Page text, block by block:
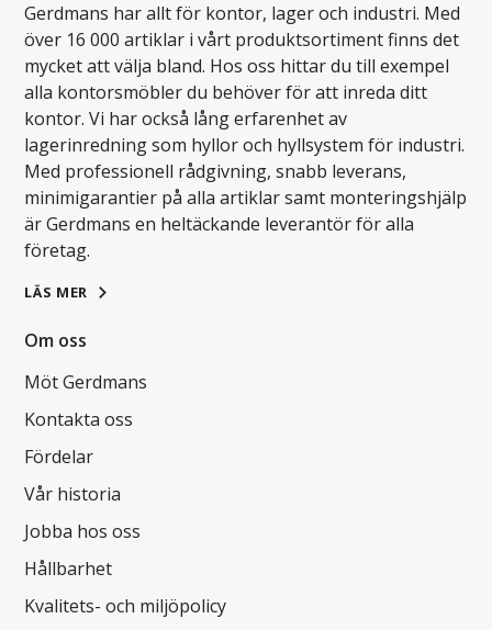
Gerdmans har allt för kontor, lager och industri. Med
över 16 000 artiklar i vårt produktsortiment finns det
mycket att välja bland. Hos oss hittar du till exempel
alla kontorsmöbler du behöver för att inreda ditt
kontor. Vi har också lång erfarenhet av
lagerinredning som hyllor och hyllsystem för industri.
Med professionell rådgivning, snabb leverans,
minimigarantier på alla artiklar samt monteringshjälp
är Gerdmans en heltäckande leverantör för alla
företag.
LÄS MER
Om oss
Möt Gerdmans
Kontakta oss
Fördelar
Vår historia
Jobba hos oss
Hållbarhet
Kvalitets- och miljöpolicy